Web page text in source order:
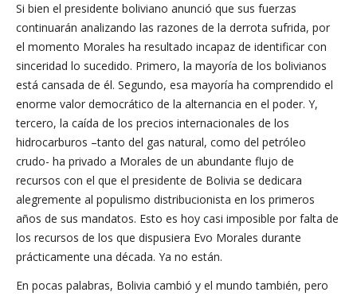
Si bien el presidente boliviano anunció que sus fuerzas
continuarán analizando las razones de la derrota sufrida, por
el momento Morales ha resultado incapaz de identificar con
sinceridad lo sucedido. Primero, la mayoría de los bolivianos
está cansada de él. Segundo, esa mayoría ha comprendido el
enorme valor democrático de la alternancia en el poder. Y,
tercero, la caída de los precios internacionales de los
hidrocarburos –tanto del gas natural, como del petróleo
crudo- ha privado a Morales de un abundante flujo de
recursos con el que el presidente de Bolivia se dedicara
alegremente al populismo distribucionista en los primeros
años de sus mandatos. Esto es hoy casi imposible por falta de
los recursos de los que dispusiera Evo Morales durante
prácticamente una década. Ya no están.
En pocas palabras, Bolivia cambió y el mundo también, pero